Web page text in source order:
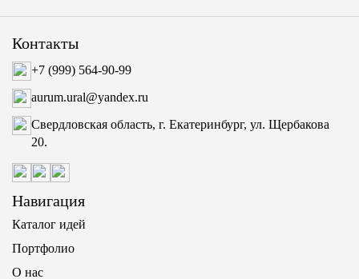
Контакты
+7 (999) 564-90-99
aurum.ural@yandex.ru
Свердловская область, г. Екатеринбург, ул. Щербакова
20.
Навигация
Каталог идей
Портфолио
О нас